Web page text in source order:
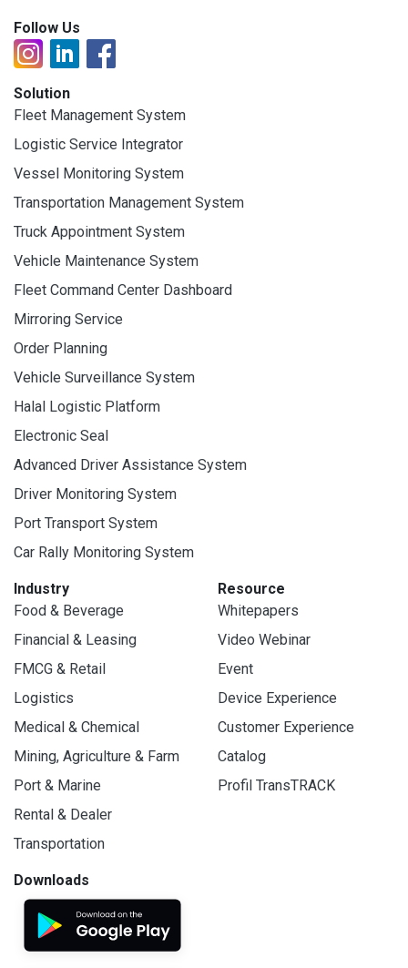
Follow Us
Solution
Fleet Management System
Logistic Service Integrator
Vessel Monitoring System
Transportation Management System
Truck Appointment System
Vehicle Maintenance System
Fleet Command Center Dashboard
Mirroring Service
Order Planning
Vehicle Surveillance System
Halal Logistic Platform
Electronic Seal
Advanced Driver Assistance System
Driver Monitoring System
Port Transport System
Car Rally Monitoring System
Industry
Food & Beverage
Financial & Leasing
FMCG & Retail
Logistics
Medical & Chemical
Mining, Agriculture & Farm
Port & Marine
Rental & Dealer
Transportation
Resource
Whitepapers
Video Webinar
Event
Device Experience
Customer Experience
Catalog
Profil TransTRACK
Downloads